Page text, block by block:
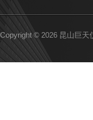
Copyright © 2026 昆山巨